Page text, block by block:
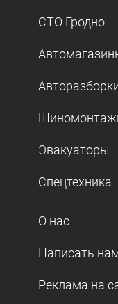
СТО Гродно
Эвакуаторы
Спецтехника
О нас
Написать
Реклама на